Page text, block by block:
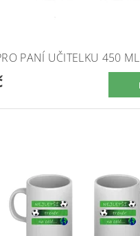
PANÍ UČITELKU 450 ML